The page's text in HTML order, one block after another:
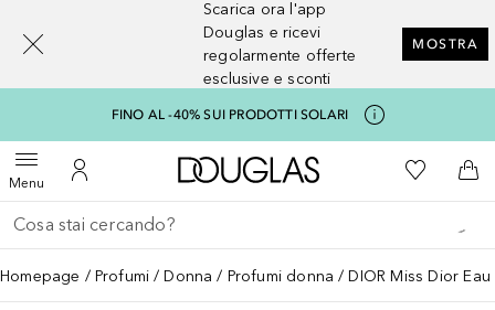
Scarica ora l'app
Douglas e ricevi
regolarmente offerte
esclusive e sconti
MOSTRA
FINO AL -40% SUI PRODOTTI SOLARI
MenuApri menuAl Mio Account
A Douglas HomeAlla Mia
Al
Torna indietro
Esegui ricerca
Homepage Profumi Donna Profumi donna DIOR Miss Dior
[navigation.slideout.screenreader]